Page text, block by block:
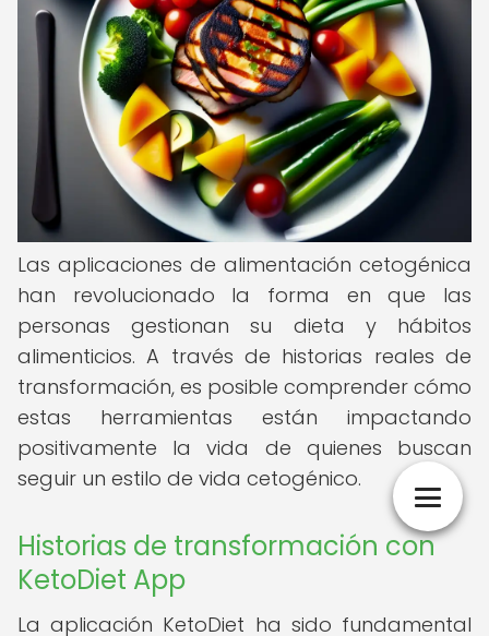
Las aplicaciones de alimentación cetogénica
han revolucionado la forma en que las
personas gestionan su dieta y hábitos
alimenticios. A través de historias reales de
transformación, es posible comprender cómo
estas herramientas están impactando
positivamente la vida de quienes buscan
seguir un estilo de vida cetogénico.
Historias de transformación con
KetoDiet App
La aplicación KetoDiet ha sido fundamental